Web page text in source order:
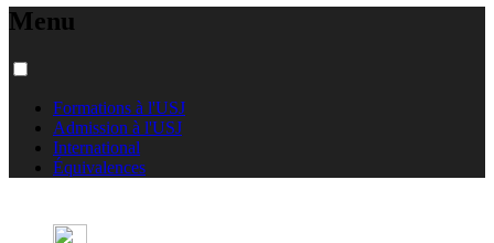
Menu
Formations à l'USJ
Admission à l'USJ
International
Équivalences